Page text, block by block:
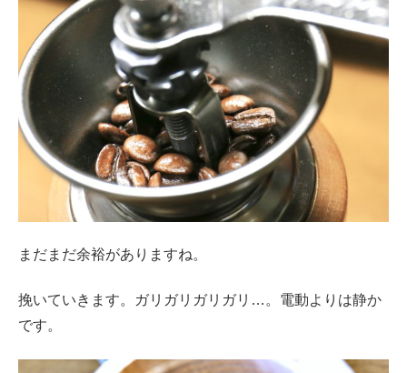
まだまだ余裕がありますね。
挽いていきます。ガリガリガリガリ…。電動よりは静か
です。